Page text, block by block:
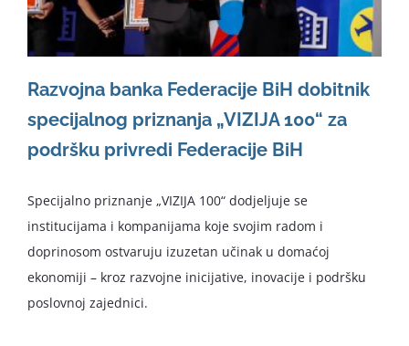
Razvojna banka Federacije BiH dobitnik
specijalnog priznanja „VIZIJA 100“ za
podršku privredi Federacije BiH
Specijalno priznanje „VIZIJA 100“ dodjeljuje se
institucijama i kompanijama koje svojim radom i
doprinosom ostvaruju izuzetan učinak u domaćoj
ekonomiji – kroz razvojne inicijative, inovacije i podršku
poslovnoj zajednici.